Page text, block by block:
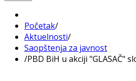
Početak/
Aktuelnosti/
Saopštenja za javnost
/PBD BiH u akciji "GLASAČ"